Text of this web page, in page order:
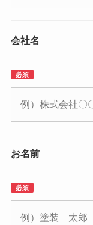
会社名
必須
お名前
必須